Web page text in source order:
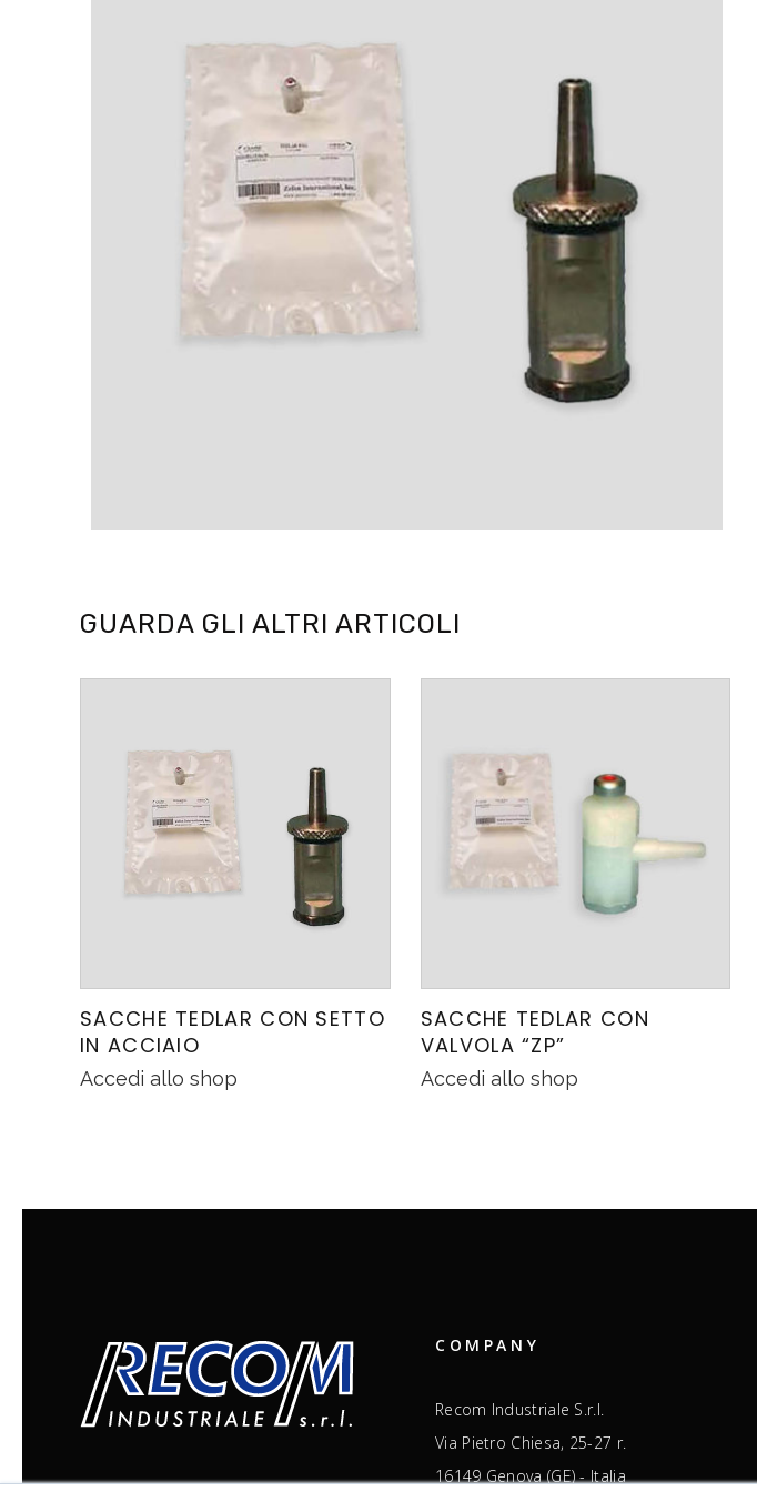
GUARDA GLI ALTRI ARTICOLI
SACCHE TEDLAR CON SETTO
IN ACCIAIO
Accedi allo shop
SACCHE TEDLAR CON
VALVOLA “ZP”
Accedi allo shop
COMPANY
Recom Industriale S.r.l.
Via Pietro Chiesa, 25-27 r.
16149 Genova (GE) - Italia